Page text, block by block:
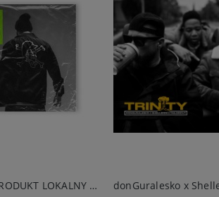
SHELLERINI-PRODUKT LOKALNY CD